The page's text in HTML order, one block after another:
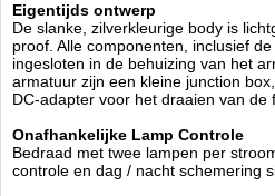
Elegant design gecombineerd met de
Power Module krijg je alles in een
zoals elektronische
andere zijn allen afkomstig van
De voordelen in een oogopslag:
Tijdloos design in een
High-tech reflectoren
Lange levensduur door actieve
Eigentijds ontwerp
De slanke, zilverkleurige body is
proof. Alle componenten, inclusief
ingesloten in de behuizing van het
armatuur zijn een kleine junction
DC-adapter voor het draaien van de
Onafhankelijke Lamp Controle
Bedraad met twee lampen per
controle en dag / nacht schemering